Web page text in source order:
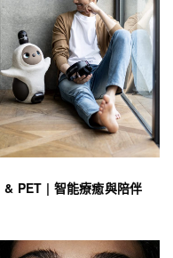
& PET | 智能療癒與陪伴